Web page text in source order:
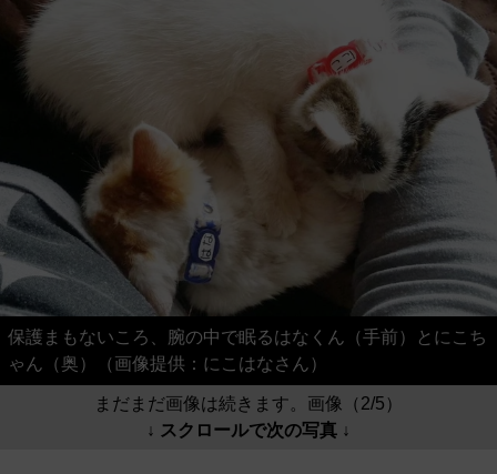
保護まもないころ、腕の中で眠るはなくん（手前）とにこち
ゃん（奥）（画像提供：にこはなさん）
まだまだ画像は続きます。画像（2/5）
↓ スクロールで次の写真 ↓